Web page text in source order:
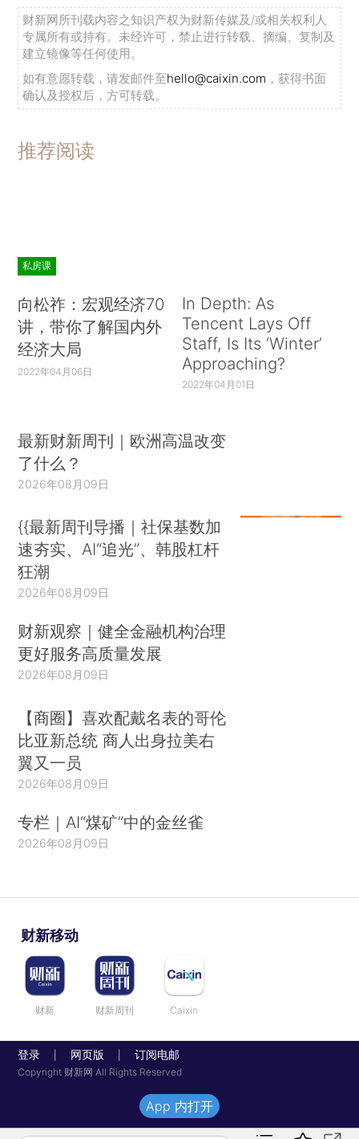
财新网所刊载内容之知识产权为财新传媒及/或相关权利人
专属所有或持有。未经许可，禁止进行转载、摘编、复制及
建立镜像等任何使用。
如有意愿转载，请发邮件至hello@caixin.com ，获得书面
确认及授权后，方可转载。
推荐阅读
私房课
向松祚：宏观经济70
讲，带你了解国内外
经济大局
2022年04月06日
In Depth: As
Tencent Lays Off
Staff, Is Its ‘Winter’
Approaching?
2022年04月01日
最新财新周刊｜欧洲高温改变
了什么？
2026年08月09日
{{最新周刊导播｜社保基数加
速夯实、AI“追光”、韩股杠杆
狂潮
2026年08月09日
财新观察｜健全金融机构治理
更好服务高质量发展
2026年08月09日
【商圈】喜欢配戴名表的哥伦
比亚新总统 商人出身拉美右
翼又一员
2026年08月09日
专栏｜AI“煤矿”中的金丝雀
2026年08月09日
财新移动
财新 财新周刊 Caixin
登录 网页版 订阅电邮
Copyright 财新网 All Rights Reserved
App 内打开